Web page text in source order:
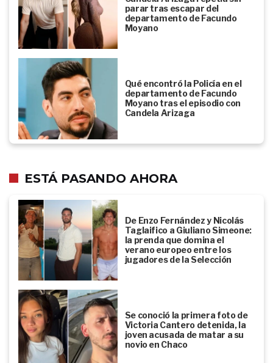
parar tras escapar del
departamento de Facundo
Moyano
Qué encontró la Policía en el
departamento de Facundo
Moyano tras el episodio con
Candela Arizaga
ESTÁ PASANDO AHORA
De Enzo Fernández y Nicolás
Taglaifico a Giuliano Simeone:
la prenda que domina el
verano europeo entre los
jugadores de la Selección
Se conoció la primera foto de
Victoria Cantero detenida, la
joven acusada de matar a su
novio en Chaco